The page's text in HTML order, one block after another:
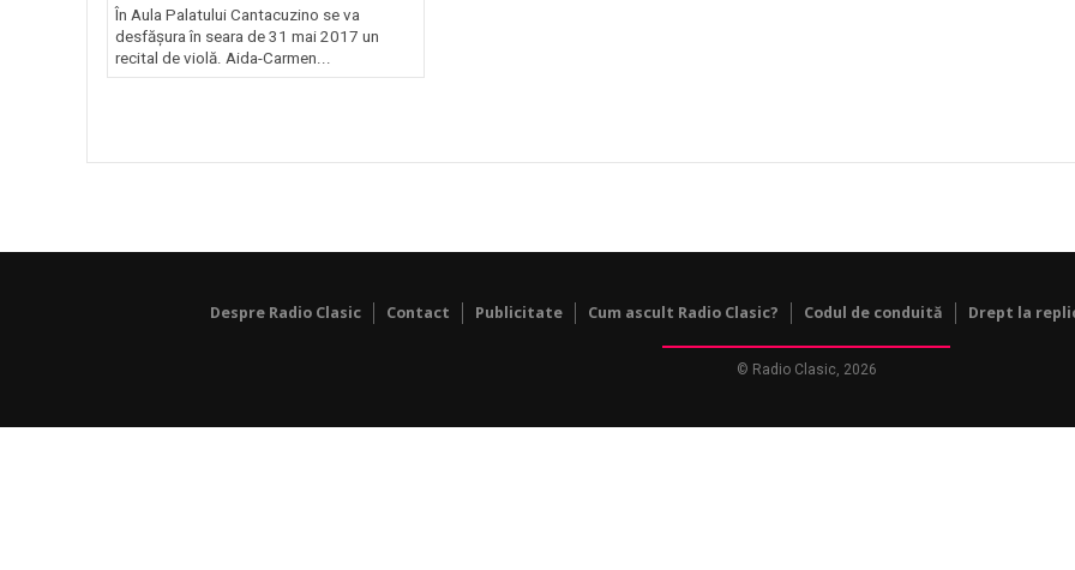
În Aula Palatului Cantacuzino se va
desfăşura în seara de 31 mai 2017 un
recital de violă. Aida-Carmen...
Despre Radio Clasic Contact Publicitate Cum ascult Radio Clasic? Codul de conduită Drept la
© Radio Clasic, 2026